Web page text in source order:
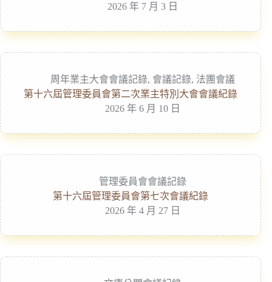
2026 年 7 月 3 日
周年業主大會會議記錄, 會議記錄, 法團會議
第十六屆管理委員會第二次業主特別大會會議紀錄
2026 年 6 月 10 日
管理委員會會議記錄
第十六屆管理委員會第七次會議紀錄
2026 年 4 月 27 日